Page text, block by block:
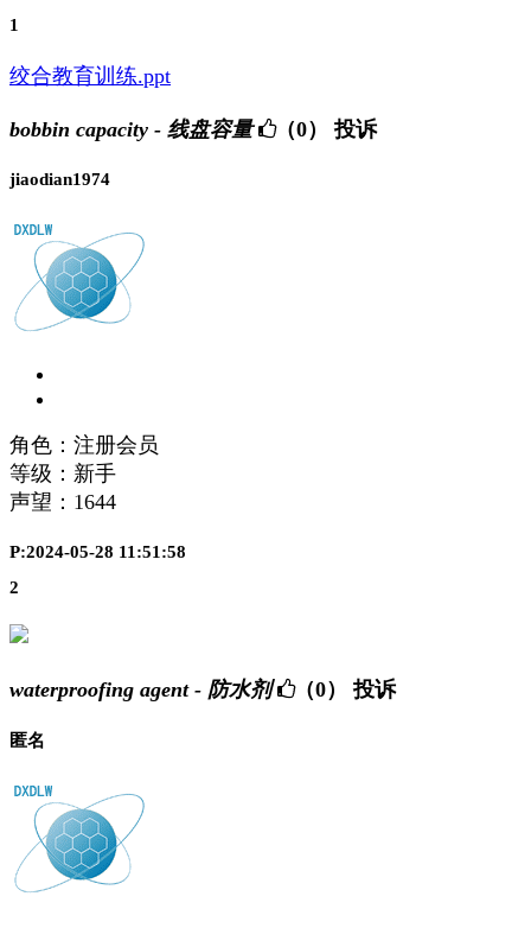
1
绞合教育训练.ppt
bobbin capacity - 线盘容量 （0） 投诉
jiaodian1974
角色：注册会员
等级：新手
声望： 1644
P:2024-05-28 11:51:58
2
waterproofing agent - 防水剂 （0） 投诉
匿名